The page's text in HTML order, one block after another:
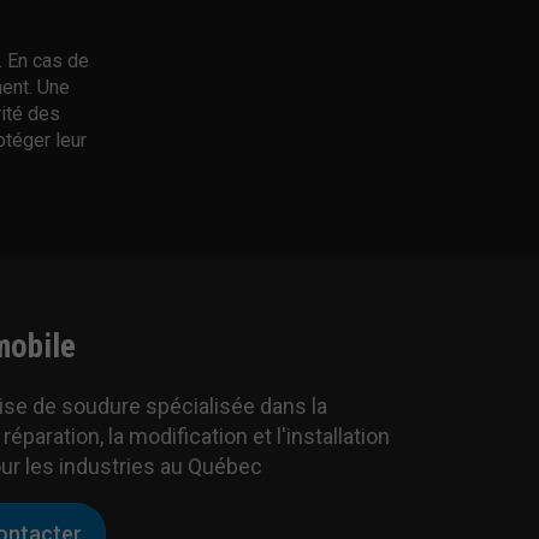
cas de
Une
des
leur
de soudure spécialisée dans la
la modification et l'installation
les industries au Québec